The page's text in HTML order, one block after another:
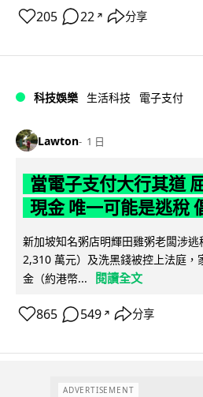
205 22 ↗ 分享
科技娛樂 生活科技 電子支付
Lawton 1 日
當電子支付大行其道
現金 唯一可能是逃稅
新加坡知名粥店明輝田雞粥老闆涉
2,310 萬元）及洗黑錢被控上法庭，
金（約港幣...
閱讀全文
865 549 ↗ 分享
ADVERTISEMENT